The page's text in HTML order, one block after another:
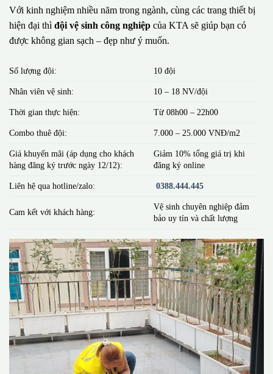
Với kinh nghiệm nhiều năm trong ngành, cùng các trang thiết bị
hiện đại thì đội vệ sinh công nghiệp của KTA sẽ giúp bạn có
được không gian sạch – đẹp như ý muốn.
Số lượng đội: 10 đội
Nhân viên vệ sinh: 10 – 18 NV/đội
Thời gian thực hiện: Từ 08h00 – 22h00
Combo thuê đội: 7.000 – 25.000 VNĐ/m2
Giá khuyến mãi (áp dụng cho khách
hàng đăng ký trước ngày 12/12):
Giảm 10% tổng giá trị khi
đăng ký online
Liên hệ qua hotline/zalo: 0388.444.445
Cam kết với khách hàng:
Vệ sinh chuyên nghiệp đảm
bảo uy tín và chất lượng